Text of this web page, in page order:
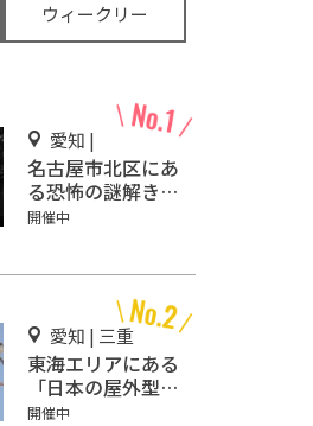
ウィークリー
愛知 |
名古屋市北区にあ
る恐怖の謎解きミ
ステリーホラー
開催中
愛知 | 三重
東海エリアにある
「日本の屋外型テ
ーマパーク敷地面
開催中